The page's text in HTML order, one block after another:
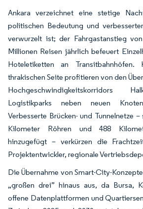
Ankara verzeichnet eine stetige
politischen Bedeutung und
verwurzelt ist; der Fahrgastanstieg
Millionen Reisen jährlich befeuert
Hoteletiketten an
thrakischen Seite profitieren von den
Hochgeschwindigkeitskorridors
Logistikparks neben neuen
Verbesserte Brücken- und Tunnelnetze
Kilometer Röhren und 488
hinzugefügt – verkürzen die
Projektentwickler, regionale
Die Übernahme von Smart-City-
„großen drei” hinaus aus, da Bursa,
offene Datenplattformen und